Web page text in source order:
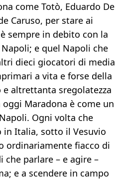
come Totò, Eduardo De
Caruso, per stare ai
sempre in debito con la
e quel Napoli che
dieci giocatori di media
a vita e forse della
altrettanta sregolatezza
oggi Maradona è come un
Ogni volta che
in Italia, sotto il Vesuvio
ordinariamente fiacco di
che parlare – e agire –
e a scendere in campo